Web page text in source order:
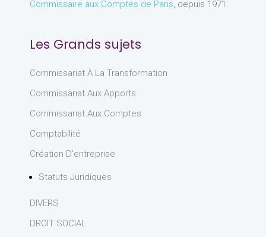
Commissaire aux Comptes de Paris , depuis 1971.
Les Grands sujets
Commissariat À La Transformation
Commissariat Aux Apports
Commissariat Aux Comptes
Comptabilité
Création D'entreprise
Statuts Juridiques
DIVERS
DROIT SOCIAL